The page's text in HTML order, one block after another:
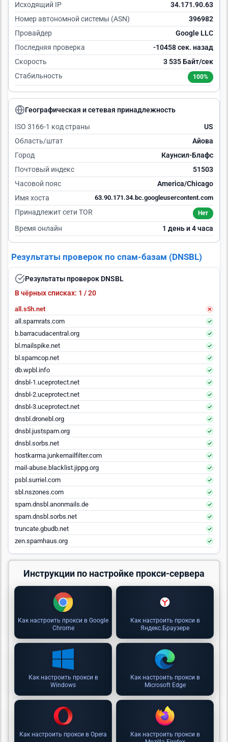
Исходящий IP
34.171.90.63
Номер автономной системы (ASN)
396982
Провайдер
Google LLC
Последняя проверка
-10457 сек. назад
Скорость
3 535 Байт/сек
Стабильность
100%
Географическая и сетевая принадлежность
ISO 3166-1 код страны
US
Область/штат
Айова
Город
Каунсил-Блафс
Почтовый индекс
51503
Часовой пояс
America/Chicago
Имя хоста
63.90.171.34.bc.googleusercontent.com
Принадлежит сети TOR Нет
Время онлайн 1 день и 4 часа
Результаты проверок по спам-базам (DNSBL)
Результаты проверок DNSBL
В чёрных списках: 1 / 20
all.s5h.net
all.spamrats.com
b.barracudacentral.org
bl.mailspike.net
bl.spamcop.net
db.wpbl.info
dnsbl-1.uceprotect.net
dnsbl-2.uceprotect.net
dnsbl-3.uceprotect.net
dnsbl.dronebl.org
dnsbl.justspam.org
dnsbl.sorbs.net
hostkarma.junkemailfilter.com
mail-abuse.blacklist.jippg.org
psbl.surriel.com
sbl.nszones.com
spam.dnsbl.anonmails.de
spam.dnsbl.sorbs.net
truncate.gbudb.net
zen.spamhaus.org
Инструкции по настройке прокси-сервера
Как настроить прокси в Google
Chrome
Как настроить прокси в
Яндекс.Браузере
Как настроить прокси в
Windows
Как настроить прокси в
Microsoft Edge
Как настроить прокси в Opera
Как настроить прокси в